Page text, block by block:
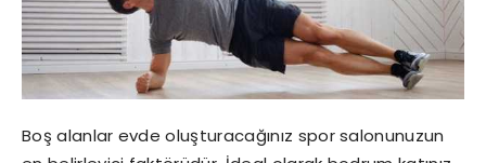
Boş alanlar evde oluşturacağınız spor salonunuzun